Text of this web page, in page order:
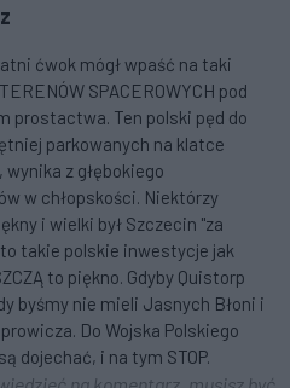
ćwok mógł wpaść na taki
SPACEROWYCH pod
prostactwa. Ten polski pęd do
parkowanych na klatce
z głębokiego
w chłopskości. Niektórzy
i wielki był Szczecin "za
takie polskie inwestycje jak
to piękno. Gdyby Quistorp
byśmy nie mieli Jasnych Błoni i
Do Wojska Polskiego
dojechać, i na tym STOP.
na komentarz, musisz być